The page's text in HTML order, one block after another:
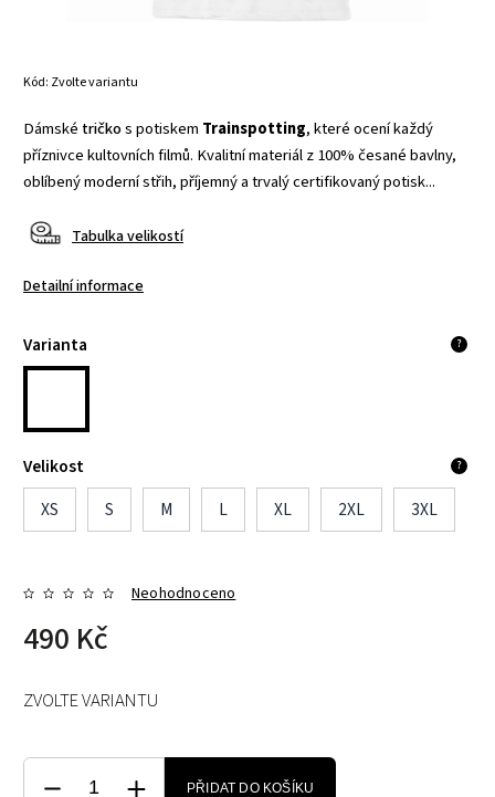
Kód: Zvolte variantu
Dámské tričkos potiskem Trainspotting, které ocení každý
příznivce kultovních filmů. Kvalitní materiál z 100% česané bavlny,
oblíbený moderní střih, příjemný a trvalý certifikovaný potisk...
Tabulka velikostí
Detailní informace
Varianta ?
Velikost ?
XS S M L XL 2XL 3XL
Neohodnoceno
490 Kč
ZVOLTE VARIANTU
PŘIDAT DO KOŠÍKU